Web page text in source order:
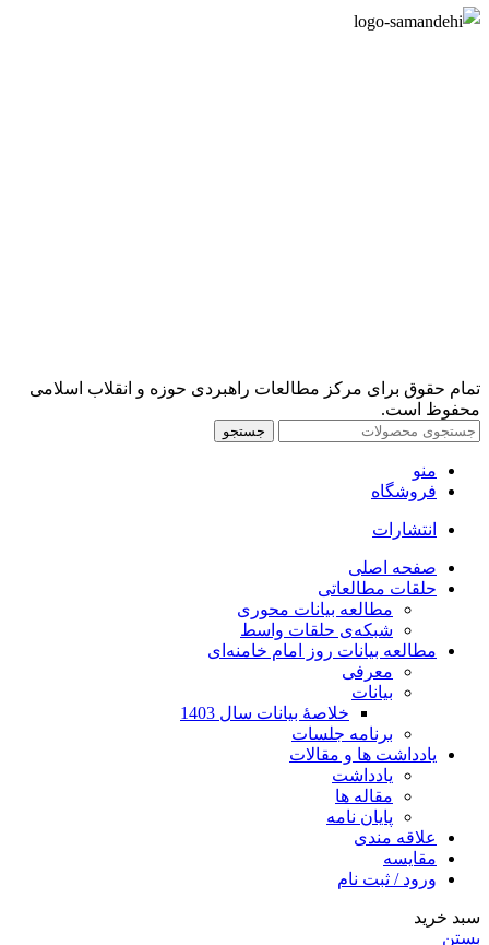
تمام حقوق برای مرکز مطالعات راهبردی حوزه و انقلاب اسلامی
محفوظ است.
جستجو
منو
فروشگاه
انتشارات
صفحه اصلی
حلقات مطالعاتی
مطالعه بیانات محوری
شبکه‌ی حلقات واسط
مطالعه بیانات روز امام خامنه‌ای
معرفی
بیانات
خلاصۀ بیانات سال 1403
برنامه جلسات
یادداشت ها و مقالات
یادداشت
مقاله ها
پایان نامه
علاقه مندی
مقایسه
ورود / ثبت نام
سبد خرید
بستن